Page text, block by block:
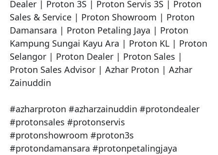
Dealer | Proton 3S | Proton Servis 3S | Proton
Sales & Service | Proton Showroom | Proton
Damansara | Proton Petaling Jaya | Proton
Kampung Sungai Kayu Ara | Proton KL | Proton
Selangor | Proton Dealer | Proton Sales |
Proton Sales Advisor | Azhar Proton | Azhar
Zainuddin
#azharproton #azharzainuddin #protondealer
#protonsales #protonservis
#protonshowroom #proton3s
#protondamansara #protonpetalingjaya